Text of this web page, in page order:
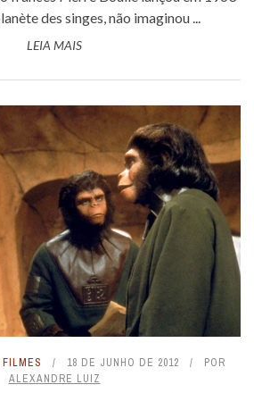
des singes, não imaginou ...
LEIA MAIS
FILMES 18 DE JUNHO DE 2012
POR
ALEXANDRE LUIZ